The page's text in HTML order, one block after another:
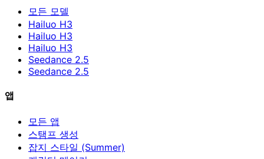
모든 모델
Hailuo H3
Hailuo H3
Hailuo H3
Seedance 2.5
Seedance 2.5
앱
모든 앱
스탬프 생성
잡지 스타일 (Summer)